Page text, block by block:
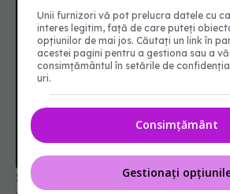
SUA restrânge condiţiile de
anti-COVID-19. Cine mai are voie
21 mai 2025, 09:40
Unii furnizori vă pot prelucra datele cu
interes legitim, față de care puteți
opțiunilor de mai jos. Căutați un link în
acestei pagini pentru a gestiona sau a
consimțământul în setările de
uri.
Consimțământ
Gestionați